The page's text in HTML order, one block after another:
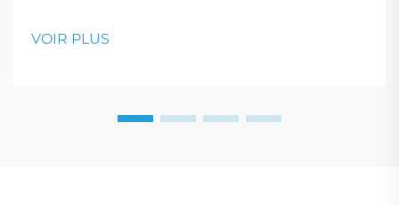
interventions d'urgence.
VOIR PLUS